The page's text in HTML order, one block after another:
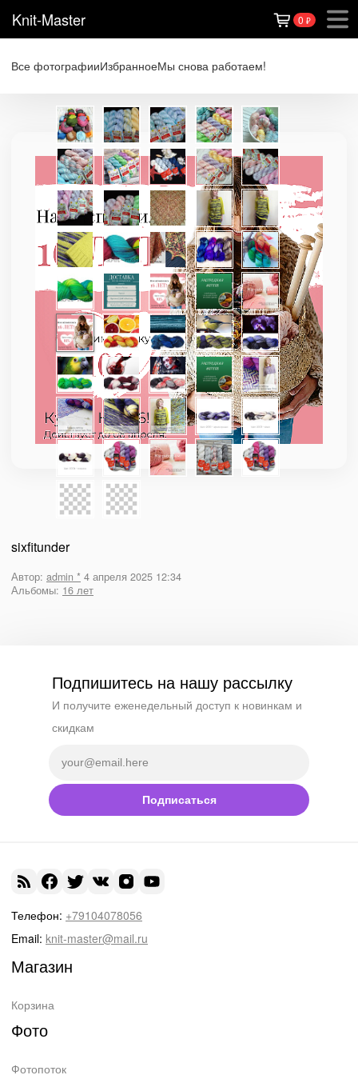
Knit-Master 0 ₽
Все фотографииИзбранноеМы снова работаем!
sixfitunder
Автор: admin * 4 апреля 2025 12:34
Альбомы: 16 лет
Подпишитесь на нашу рассылку
И получите еженедельный доступ к новинкам и
скидкам
Подписаться
Телефон: +79104078056
Email: knit-master@mail.ru
Магазин
Корзина
Фото
Фотопоток